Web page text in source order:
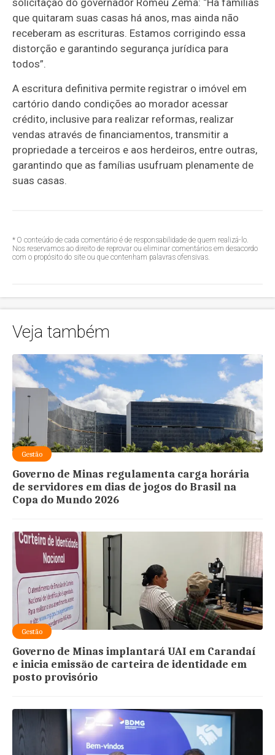
solicitação do governador Romeu Zema: “Há famílias
que quitaram suas casas há anos, mas ainda não
receberam as escrituras. Estamos corrigindo essa
distorção e garantindo segurança jurídica para
todos”.
A escritura definitiva permite registrar o imóvel em
cartório dando condições ao morador acessar
crédito, inclusive para realizar reformas, realizar
vendas através de financiamentos, transmitir a
propriedade a terceiros e aos herdeiros, entre outras,
garantindo que as famílias usufruam plenamente de
suas casas.
* O conteúdo de cada comentário é de responsabilidade de quem realizá-lo.
Nos reservamos ao direito de reprovar ou eliminar comentários em desacordo
com o propósito do site ou que contenham palavras ofensivas.
Veja também
Gestão
Governo de Minas regulamenta carga horária
de servidores em dias de jogos do Brasil na
Copa do Mundo 2026
Gestão
Governo de Minas implantará UAI em Carandaí
e inicia emissão de carteira de identidade em
posto provisório